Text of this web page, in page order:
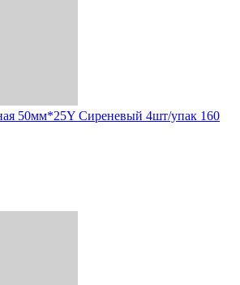
50мм*25Y Сиреневый 4шт/упак 160